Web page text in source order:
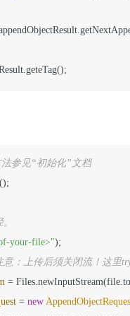
参见“初始化”文档
your-file>"
：上传后须关闭流！这里
=
= new